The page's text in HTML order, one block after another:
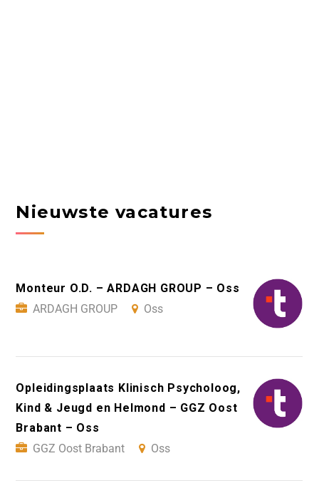
Nieuwste vacatures
Monteur O.D. – ARDAGH GROUP – Oss
ARDAGH GROUP
Oss
Opleidingsplaats Klinisch Psycholoog,
Kind & Jeugd en Helmond – GGZ Oost
Brabant – Oss
GGZ Oost Brabant
Oss